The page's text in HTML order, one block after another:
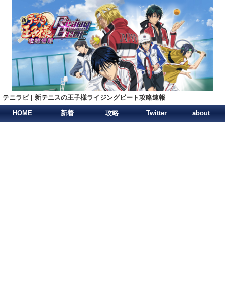
テニラビ | 新テニスの王子様ライジングビート攻略速報
HOME 新着 攻略 Twitter about